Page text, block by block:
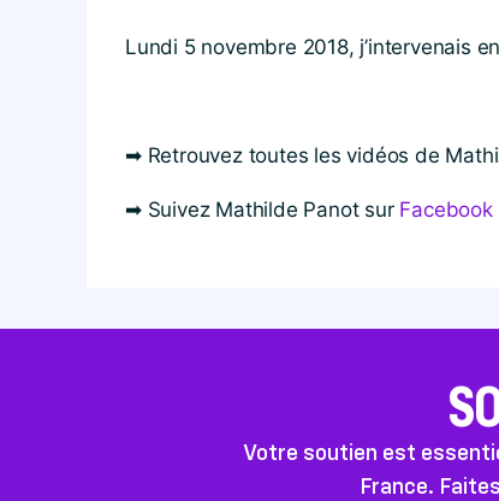
Lundi 5 novembre 2018, j’intervenais
➡ Retrouvez toutes les vidéos de
➡ Suivez Mathilde Panot sur Facebook
Votre soutien est
France.